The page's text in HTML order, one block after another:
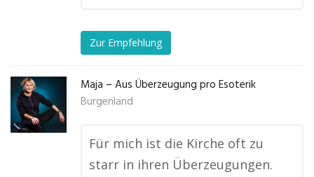
Zur Empfehlung
Maja – Aus Überzeugung pro Esoterik
Burgenland
Für mich ist die Kirche oft zu
starr in ihren Überzeugungen.